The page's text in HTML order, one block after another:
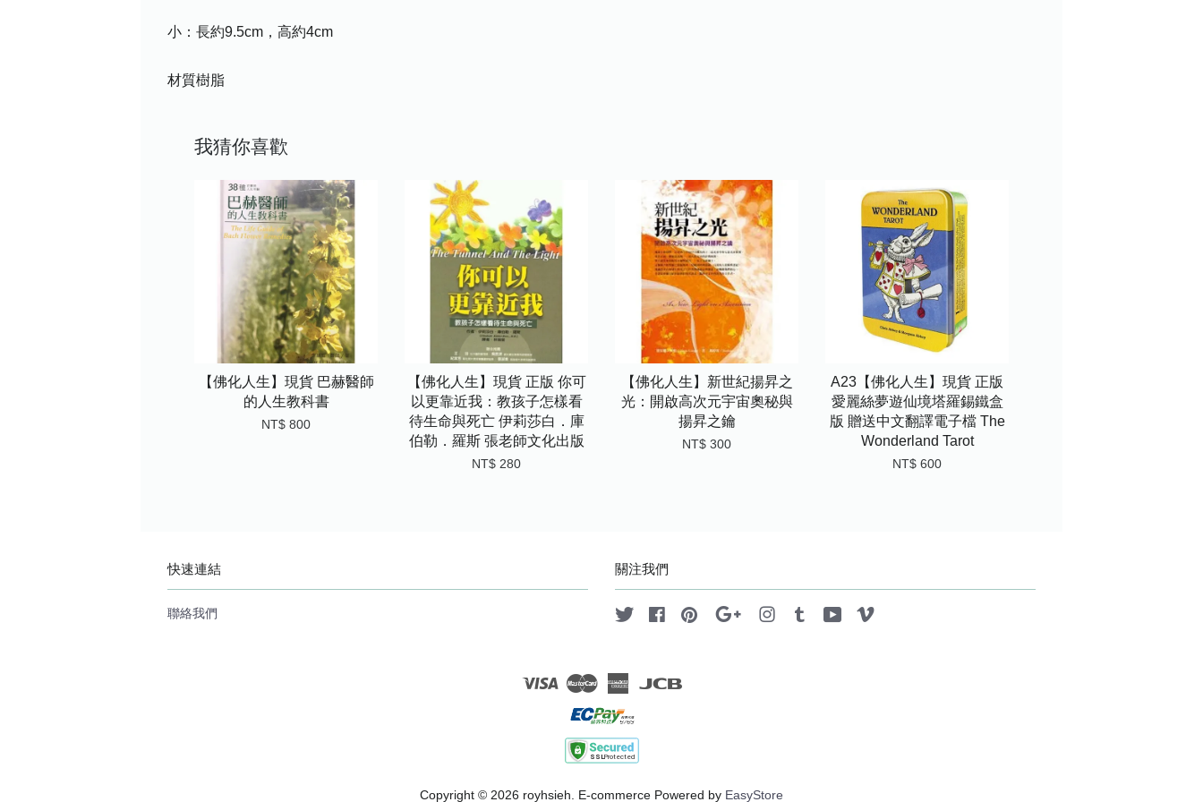
小：長約9.5cm，高約4cm
材質樹脂
我猜你喜歡
【佛化人生】現貨 巴赫醫師
的人生教科書
NT$ 800
【佛化人生】現貨 正版 你可
以更靠近我：教孩子怎樣看
待生命與死亡 伊莉莎白．庫
伯勒．羅斯 張老師文化出版
NT$ 280
【佛化人生】新世紀揚昇之
光：開啟高次元宇宙奧秘與
揚昇之鑰
NT$ 300
A23【佛化人生】現貨 正版
愛麗絲夢遊仙境塔羅錫鐵盒
版 贈送中文翻譯電子檔 The
Wonderland Tarot
NT$ 600
快速連結
聯絡我們
關注我們
Twitter FacebookPinterest Google Instagram
Tumblr YouTube
Visa Master American
Copyright © 2026 royhsieh. E-commerce Powered by EasyStore